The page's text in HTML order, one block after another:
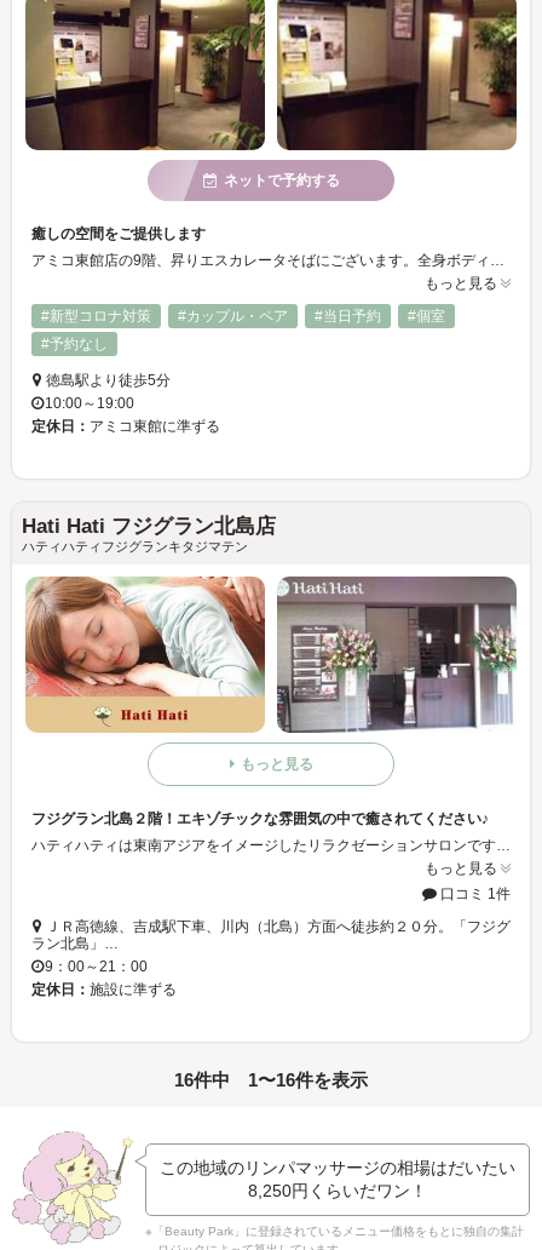
ネットで予約する
癒しの空間をご提供します
もっと見る
#新型コロナ対策
#カップル・ペア #当日予約
#個室
#予約なし
徳島駅より徒歩5分
10:00～19:00
定休日： アミコ東館に準ずる
Hati Hati フジグラン北島店
ハティハティフジグランキタジマテン
もっと見る
フジグラン北島２階！エキゾチックな雰囲気の中で癒されてください♪
もっと見る
口コミ 1件
ＪＲ高徳線、吉成駅下車、川内（北島）方面へ徒歩約２０分。「フジグ
ラン北島」…
9：00～21：00
定休日： 施設に準ずる
16件中 1〜16件を表示
この地域のリンパマッサージの相場はだいたい
8,250円 くらいだワン！
※「Beauty Park」に登録されているメニュー価格をもとに独自の集計